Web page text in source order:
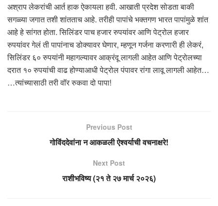
अश्राप लेकरांची आर्त हाक ऐकायला हवी. आखाती प्रदेश सोडता बाकी
सगळ्या जगात तशी शांतताच आहे. तरीही पापांचे भक्तगण भारत पापांमुळे शांत
आहे हे सांगत होता. सिलिंडर पाच हजार रुपयांवर आणि पेट्रोल हजार
रुपयांवर गेलं ती पापांनाच डोक्यावर घेणार, म्हणून गर्जना करणारी ही लेकरं,
सिलिंडर ६० रुपयांनी महागल्यावर आक्रंदू लागली आहेत आणि पेट्रोलच्या
दरात १० रुपयांची वाढ होण्याआधी पेट्रोल पंपावर रांगा लावू लागली आहेत…
…त्यांच्यासाठी तरी वॉर रुकवा दो पापा!
Previous Post
गोविंददेवांना न आकळली ऐश्वर्याची वचनाक्षरे!
Next Post
राशीभविष्य (२१ ते २७ मार्च २०२६)